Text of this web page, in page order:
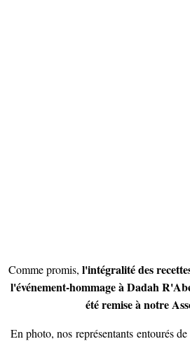
Comme promis, l'intégralité des
l'événement-hommage à Dadah
été remise à notre
En photo, nos représentants entourés